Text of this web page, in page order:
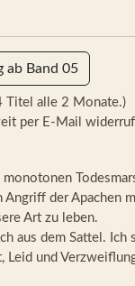
ab Band 05
Titel alle 2 Monate.)
per E-Mail
der Apachen
Art zu leben.
aus dem Sattel. Ich
Leid und